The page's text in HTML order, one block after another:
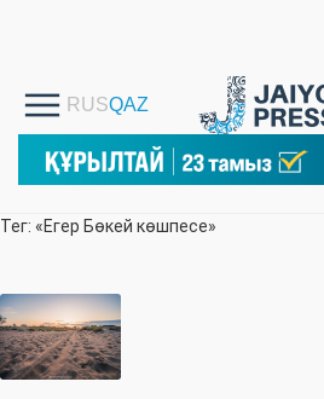
Тег: «Егер Бөкей көшпесе»